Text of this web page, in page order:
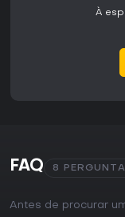
À
FAQ 8
Antes de procurar